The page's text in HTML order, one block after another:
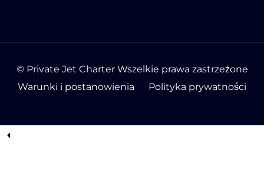
© Private Jet Charter Wszelkie prawa zastrzeżone
Warunki i postanowienia
Polityka prywatności